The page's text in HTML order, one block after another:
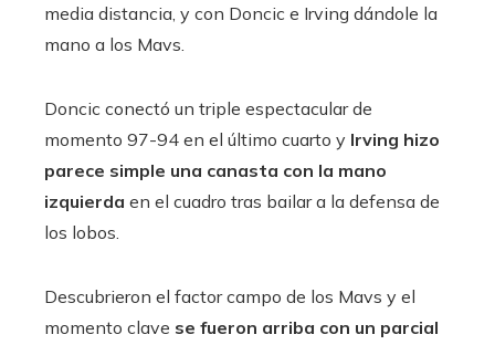
media distancia, y con Doncic e Irving dándole la
mano a los Mavs.
Doncic conectó un triple espectacular de
momento 97-94 en el último cuarto y Irving hizo
parece simple una canasta con la mano
izquierda en el cuadro tras bailar a la defensa de
los lobos.
Descubrieron el factor campo de los Mavs y el
momento clave se fueron arriba con un parcial